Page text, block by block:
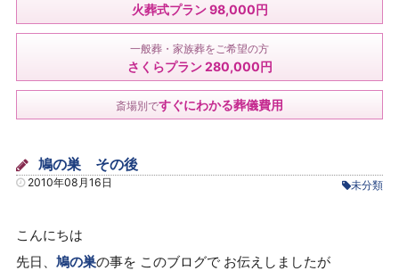
火葬式プラン 98,000円
一般葬・家族葬をご希望の方
さくらプラン 280,000円
斎場別ですぐにわかる葬儀費用
鳩の巣 その後
2010年08月16日 未分類
こんにちは
先日、 鳩の巣の事を このブログで お伝えしましたが